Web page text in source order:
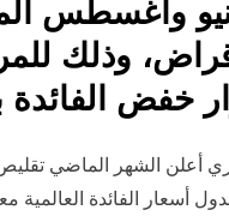
للإقراض، وذلك
الفائدة بـ3% في اجتماعها
جدول أسعار الفائدة